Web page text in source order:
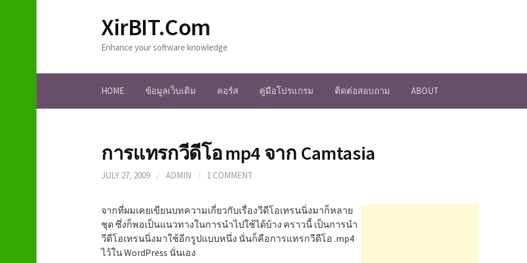
o
XirBIT.Com
Enhance your software knowledge
HOME ข้อมูลเว็บเดิม คอร์ส คู่มือโปรแกรม ติดต่อสอบถาม ABOUT
การแทรกวีดีโอ mp4 จาก Camtasia
JULY 27, 2009 / ADMIN / 1 COMMENT
จากที่ผมเคยเขียนบทความเกี่ยวกับเรื่องวีดีโอเทรนนิ่งมาก็หลาย
ชุด ซึ่งก็พอเป็นแนวทางในการนำไปใช้ได้บ้าง คราวนี้ เป็นการนำ
วีดีโอเทรนนิ่งมาใช้อีกรูปแบบหนึ่ง นั่นก็คือการแทรกวีดีโอ .mp4
ไว้ใน WordPress นั่นเอง